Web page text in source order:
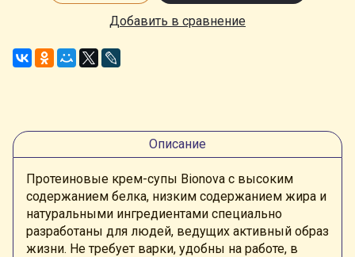
Добавить в сравнение
Описание
Протеиновые крем-супы Bionova с высоким
содержанием белка, низким содержанием жира и
натуральными ингредиентами специально
разработаны для людей, ведущих активный образ
жизни. Не требует варки, удобны на работе, в